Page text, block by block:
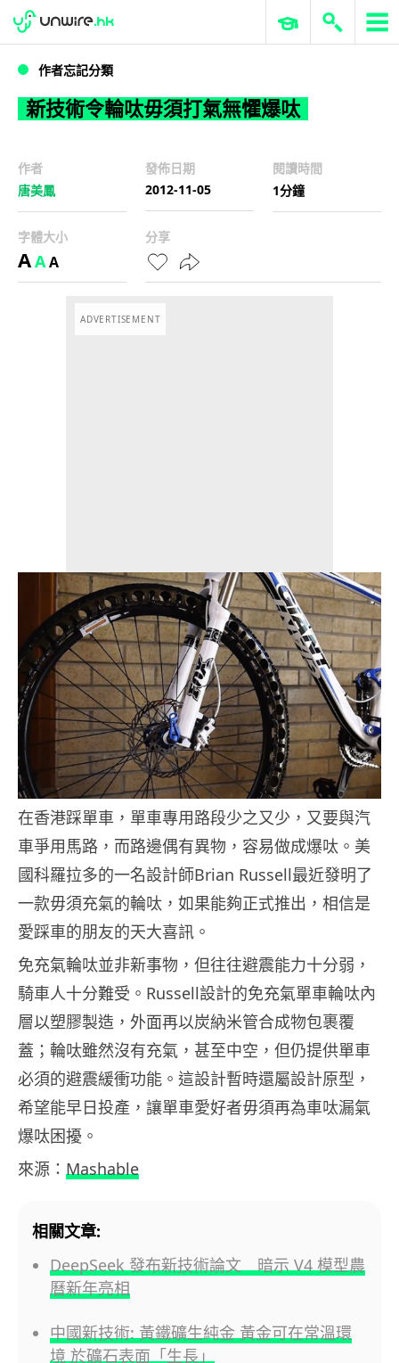
新技術令輪呔毋須打氣無懼爆呔
WWDC 2026 ERP 與商業 AI
作者忘記分類
新技術令輪呔毋須打氣無懼爆呔
作者
唐美鳳
發佈日期
2012-11-05
閱讀時間
1分鐘
字體大小
AAA
分享
ADVERTISEMENT
在香港踩單車，單車專用路段少之又少，又要與汽
車爭用馬路，而路邊偶有異物，容易做成爆呔。美
國科羅拉多的一名設計師Brian Russell最近發明了
一款毋須充氣的輪呔，如果能夠正式推出，相信是
愛踩車的朋友的天大喜訊。
免充氣輪呔並非新事物，但往往避震能力十分弱，
騎車人十分難受。Russell設計的免充氣單車輪呔內
層以塑膠製造，外面再以炭納米管合成物包裹覆
蓋；輪呔雖然沒有充氣，甚至中空，但仍提供單車
必須的避震緩衝功能。這設計暫時還屬設計原型，
希望能早日投產，讓單車愛好者毋須再為車呔漏氣
爆呔困擾。
來源： Mashable
相關文章:
DeepSeek 發布新技術論文 暗示 V4 模型農
曆新年亮相
中國新技術: 黃鐵礦生純金 黃金可在常溫環
境 於礦石表面「生長」